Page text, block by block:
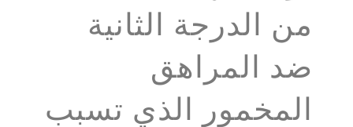
من الدرجة الثانية
ضد المراهق
المخمور الذي تسبب